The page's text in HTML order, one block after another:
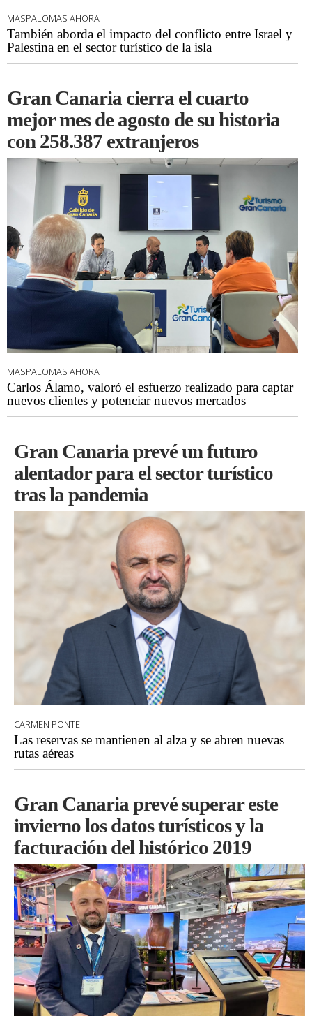
MASPALOMAS AHORA
También aborda el impacto del conflicto entre Israel y
Palestina en el sector turístico de la isla
Gran Canaria cierra el cuarto
mejor mes de agosto de su historia
con 258.387 extranjeros
MASPALOMAS AHORA
Carlos Álamo, valoró el esfuerzo realizado para captar
nuevos clientes y potenciar nuevos mercados
Gran Canaria prevé un futuro
alentador para el sector turístico
tras la pandemia
CARMEN PONTE
Las reservas se mantienen al alza y se abren nuevas
rutas aéreas
Gran Canaria prevé superar este
invierno los datos turísticos y la
facturación del histórico 2019